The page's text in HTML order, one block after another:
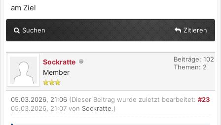
am Ziel
Suchen Zitieren
Sockratte
Member
Beiträge: 102
Themen: 2
#23
05.03.2026, 21:06 (Dieser Beitrag wurde zuletzt bearbeitet:
05.03.2026, 21:07 von Sockratte.)